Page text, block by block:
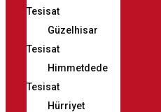
Tesisat
Güzelhisar
Tesisat
Himmetdede
Tesisat
Hürriyet